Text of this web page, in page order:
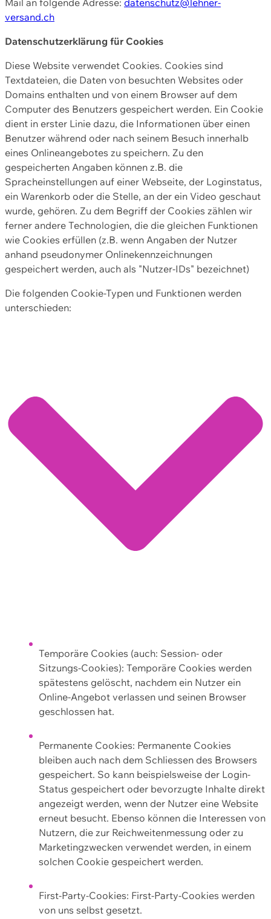
versand.ch
Datenschutzerklärung für Cookies
Diese Website verwendet Cookies. Cookies sind
Textdateien, die Daten von besuchten Websites oder
Domains enthalten und von einem Browser auf dem
Computer des Benutzers gespeichert werden. Ein Cookie
dient in erster Linie dazu, die Informationen über einen
Benutzer während oder nach seinem Besuch innerhalb
eines Onlineangebotes zu speichern. Zu den
gespeicherten Angaben können z.B. die
Spracheinstellungen auf einer Webseite, der Loginstatus,
ein Warenkorb oder die Stelle, an der ein Video geschaut
wurde, gehören. Zu dem Begriff der Cookies zählen wir
ferner andere Technologien, die die gleichen Funktionen
wie Cookies erfüllen (z.B. wenn Angaben der Nutzer
anhand pseudonymer Onlinekennzeichnungen
gespeichert werden, auch als "Nutzer-IDs" bezeichnet)
Die folgenden Cookie-Typen und Funktionen werden
unterschieden:
Temporäre Cookies (auch: Session- oder
Sitzungs-Cookies): Temporäre Cookies werden
spätestens gelöscht, nachdem ein Nutzer ein
Online-Angebot verlassen und seinen Browser
geschlossen hat.
Permanente Cookies: Permanente Cookies
bleiben auch nach dem Schliessen des Browsers
gespeichert. So kann beispielsweise der Login-
Status gespeichert oder bevorzugte Inhalte direkt
angezeigt werden, wenn der Nutzer eine Website
erneut besucht. Ebenso können die Interessen von
Nutzern, die zur Reichweitenmessung oder zu
Marketingzwecken verwendet werden, in einem
solchen Cookie gespeichert werden.
First-Party-Cookies: First-Party-Cookies werden
von uns selbst gesetzt.